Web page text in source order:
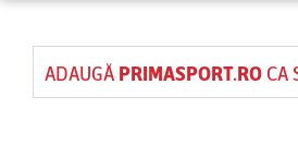
ADAUGĂ PRIMASPORT.ROCA